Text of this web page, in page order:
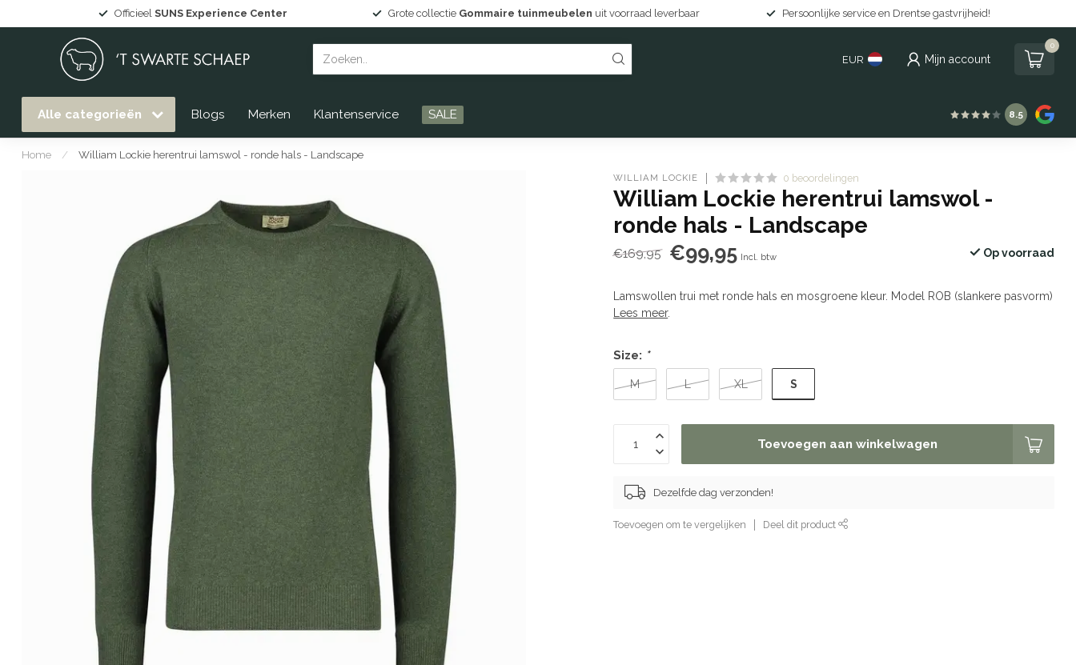
Grote collectieGommaire tuinmeubelen uit voorraad leverbaar Persoonlijke service en Drentse gastvrijheid! Gratis levering in Nederland vanaf €150
EUR Mijn account
0
Alle categorieën Blogs Merken Klantenservice SALE 8.5
Home / William Lockie herentrui lamswol - ronde hals - Landscape
WILLIAM LOCKIE 0 beoordelingen
William Lockie herentrui lamswol -
ronde hals - Landscape
€169,95 €99,95 Incl. btw Op voorraad
Lamswollen trui met ronde hals en mosgroene kleur. Model ROB (slankere pasvorm)
Lees meer.
Size: *
M L XL S
Toevoegen aan winkelwagen
Dezelfde dag verzonden!
Toevoegen om te vergelijken Deel dit product